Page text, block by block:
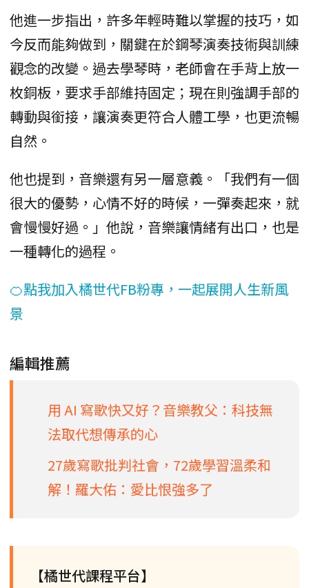
他進一步指出，許多年輕時難以掌握的技巧，如
今反而能夠做到，關鍵在於鋼琴演奏技術與訓練
觀念的改變。過去學琴時，老師會在手背上放一
枚銅板，要求手部維持固定；現在則強調手部的
轉動與銜接，讓演奏更符合人體工學，也更流暢
自然。
他也提到，音樂還有另一層意義。「我們有一個
很大的優勢，心情不好的時候，一彈奏起來，就
會慢慢好過。」他說，音樂讓情緒有出口，也是
一種轉化的過程。
🍊點我加入橘世代FB粉專，一起展開人生新風
景
編輯推薦
用 AI 寫歌快又好？音樂教父：科技無
法取代想傳承的心
27歲寫歌批判社會，72歲學習溫柔和
解！羅大佑：愛比恨強多了
【橘世代課程平台】